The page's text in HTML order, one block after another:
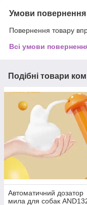
Умови повернення
Повернення товару
Всі умови
Подібні товари
Автоматичний дозатор
мила для собак